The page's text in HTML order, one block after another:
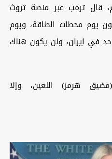
قال ترمب عبر منصة تروث
يوم محطات الطاقة، ويوم
في إيران، ولن يكون هناك
هرمز) اللعين، وإلا